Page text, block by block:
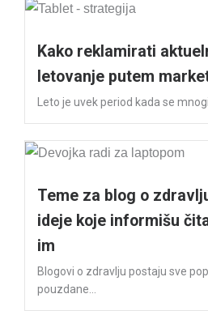
Kako reklamirati
letovanje putem
Leto je uvek period kada se
Teme za blog o
ideje koje informišu
im
Blogovi o zdravlju postaju sve
pouzdane...